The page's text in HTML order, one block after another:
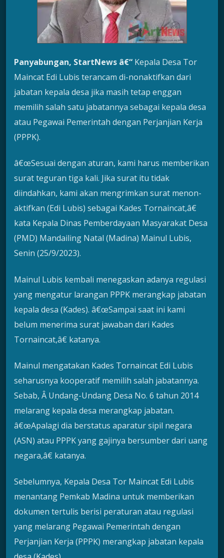
Panyabungan, StartNews â€“ Kepala Desa Tor
Maincat Edi Lubis terancam di-nonaktifkan dari
jabatan kepala desa jika masih tetap enggan
memilih salah satu jabatannya sebagai kepala desa
atau Pegawai Pemerintah dengan Perjanjian Kerja
(PPPK).
â€œSesuai dengan aturan, kami harus memberikan
surat teguran tiga kali. Jika surat itu tidak
diindahkan, kami akan mengrimkan surat menon-
aktifkan (Edi Lubis) sebagai Kades Tornaincat,â€
kata Kepala Dinas Pemberdayaan Masyarakat Desa
(PMD) Mandailing Natal (Madina) Mainul Lubis,
Senin (25/9/2023).
Mainul Lubis kembali menegaskan adanya regulasi
yang mengatur larangan PPPK merangkap jabatan
kepala desa (Kades). â€œSampai saat ini kami
belum menerima surat jawaban dari Kades
Tornaincat,â€ katanya.
Mainul mengatakan Kades Tornaincat Edi Lubis
seharusnya kooperatif memilih salah jabatannya.
Sebab, Â Undang-Undang Desa No. 6 tahun 2014
melarang kepala desa merangkap jabatan.
â€œApalagi dia berstatus aparatur sipil negara
(ASN) atau PPPK yang gajinya bersumber dari uang
negara,â€ katanya.
Sebelumnya, Kepala Desa Tor Maincat Edi Lubis
menantang Pemkab Madina untuk memberikan
dokumen tertulis berisi peraturan atau regulasi
yang melarang Pegawai Pemerintah dengan
Perjanjian Kerja (PPPK) merangkap jabatan kepala